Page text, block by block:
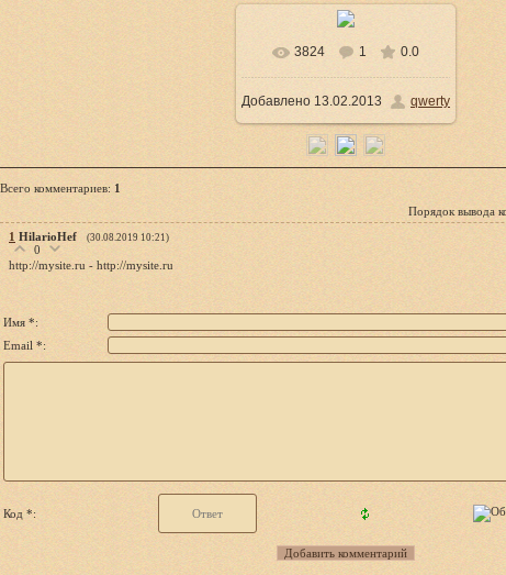
В реальном размере
700x962/ 215.8Kb
3824 1 0.0
Добавлено 13.02.2013 qwerty
Всего комментариев: 1
Порядок вывода
1 HilarioHef (30.08.2019 10:21)
0
http://mysite.ru - http://mysite.ru
Имя *:
Email *:
Код *: